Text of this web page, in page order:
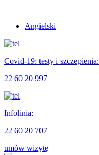
Angielski
Covid-19: testy i szczepienia:
22 60 20 997
Infolinia:
22 60 20 707
umów wizytę